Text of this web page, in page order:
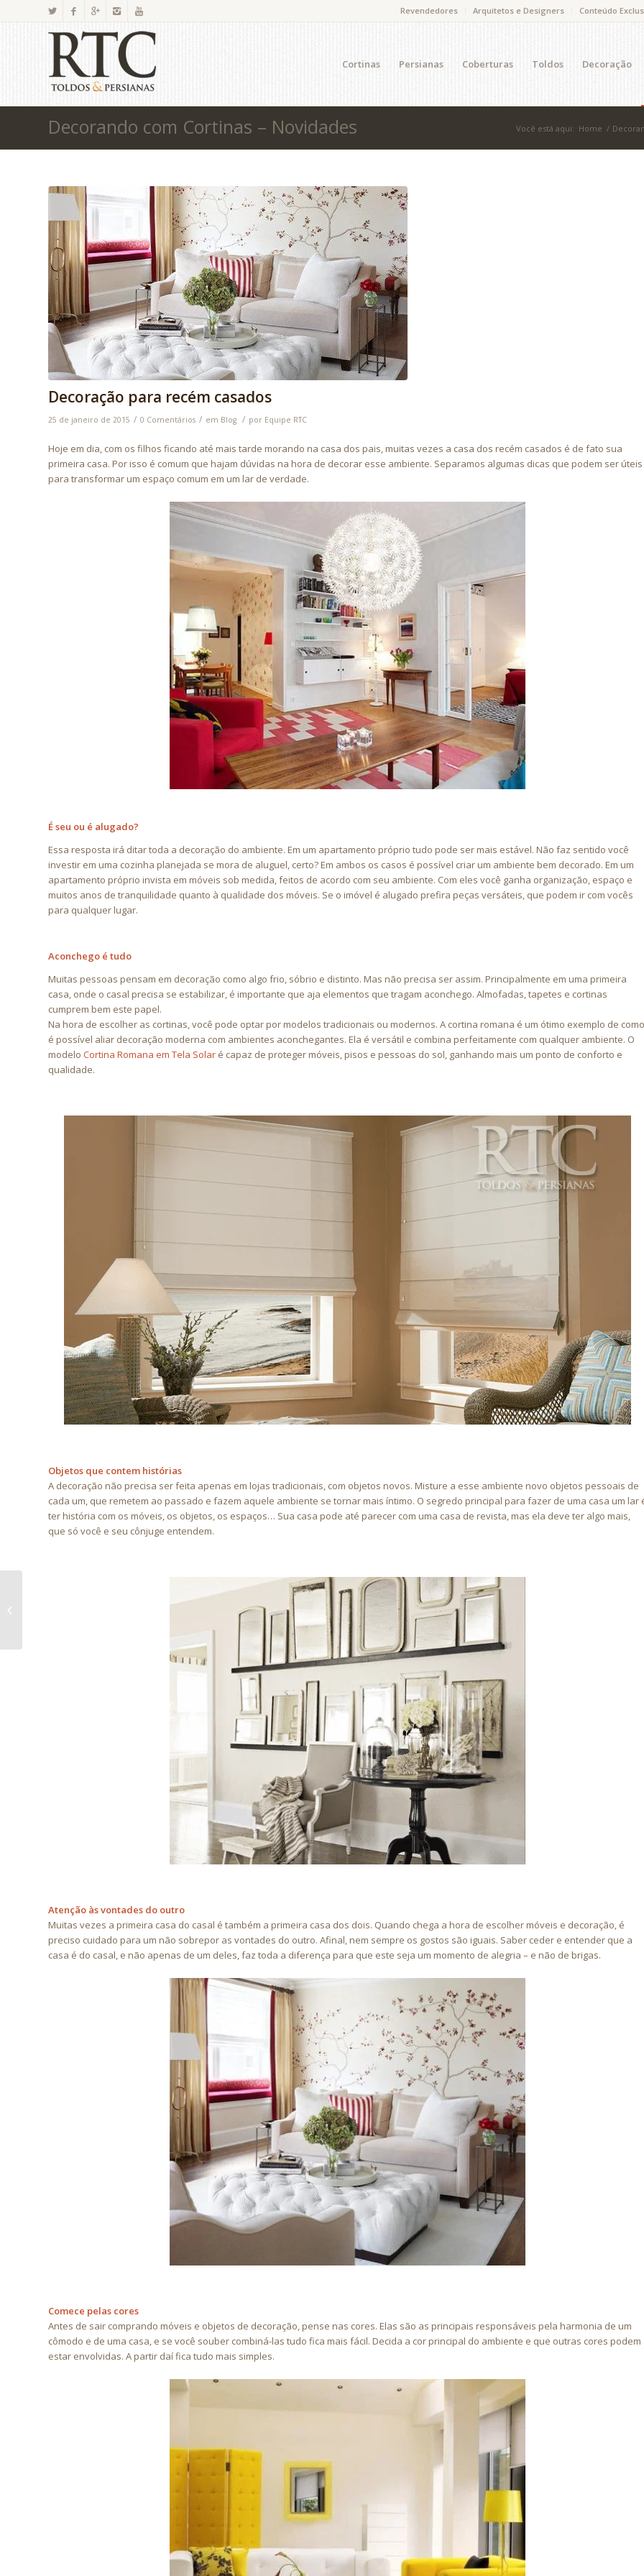
Revendedores Arquitetos e Designers Conteúdo
Cortinas Persianas Coberturas Toldos Decoração
Decorando com Cortinas – Novidades Você está aqui: Home /
Decoração para recém casados
25 de janeiro de 2015 / 0 Comentários / em Blog / por Equipe RTC
Hoje em dia, com os filhos ficando até mais tarde morando na casa dos pais, muitas vezes a casa dos recém casados é de fato sua
primeira casa. Por isso é comum que hajam dúvidas na hora de decorar esse ambiente. Separamos algumas dicas que podem ser úteis
para transformar um espaço comum em um lar de verdade.
É seu ou é alugado?
Essa resposta irá ditar toda a decoração do ambiente. Em um apartamento próprio tudo pode ser mais estável. Não faz sentido você
investir em uma cozinha planejada se mora de aluguel, certo? Em ambos os casos é possível criar um ambiente bem decorado. Em um
apartamento próprio invista em móveis sob medida, feitos de acordo com seu ambiente. Com eles você ganha organização, espaço e
muitos anos de tranquilidade quanto à qualidade dos móveis. Se o imóvel é alugado prefira peças versáteis, que podem ir com vocês
para qualquer lugar.
Aconchego é tudo
Muitas pessoas pensam em decoração como algo frio, sóbrio e distinto. Mas não precisa ser assim. Principalmente em uma primeira
casa, onde o casal precisa se estabilizar, é importante que aja elementos que tragam aconchego. Almofadas, tapetes e cortinas
cumprem bem este papel.
Na hora de escolher as cortinas, você pode optar por modelos tradicionais ou modernos. A cortina romana é um ótimo exemplo de como
é possível aliar decoração moderna com ambientes aconchegantes. Ela é versátil e combina perfeitamente com qualquer ambiente. O
modelo Cortina Romana em Tela Solar é capaz de proteger móveis, pisos e pessoas do sol, ganhando mais um ponto de conforto e
qualidade.
Objetos que contem histórias
A decoração não precisa ser feita apenas em lojas tradicionais, com objetos novos. Misture a esse ambiente novo objetos pessoais de
cada um, que remetem ao passado e fazem aquele ambiente se tornar mais íntimo. O segredo principal para fazer de uma casa um lar
ter história com os móveis, os objetos, os espaços… Sua casa pode até parecer com uma casa de revista, mas ela deve ter algo mais,
que só você e seu cônjuge entendem.
Atenção às vontades do outro
Muitas vezes a primeira casa do casal é também a primeira casa dos dois. Quando chega a hora de escolher móveis e decoração, é
preciso cuidado para um não sobrepor as vontades do outro. Afinal, nem sempre os gostos são iguais. Saber ceder e entender que a
casa é do casal, e não apenas de um deles, faz toda a diferença para que este seja um momento de alegria – e não de brigas.
Comece pelas cores
Antes de sair comprando móveis e objetos de decoração, pense nas cores. Elas são as principais responsáveis pela harmonia de um
cômodo e de uma casa, e se você souber combiná-las tudo fica mais fácil. Decida a cor principal do ambiente e que outras cores podem
estar envolvidas. A partir daí fica tudo mais simples.